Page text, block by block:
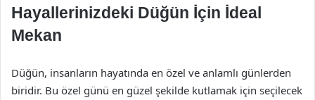
Hayallerinizdeki Düğün İçin İdeal
Mekan
Düğün, insanların hayatında en özel ve anlamlı günlerden
biridir. Bu özel günü en güzel şekilde kutlamak için seçilecek